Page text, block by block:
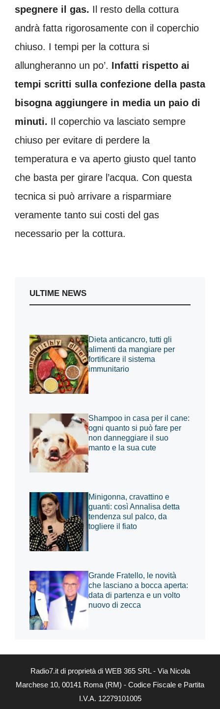
spegnere il gas. Il resto della cottura
andrà fatta rigorosamente con il coperchio
chiuso. I tempi per la cottura si
allungheranno un po’. Infatti rispetto ai
tempi scritti sulla confezione della pasta
bisogna aggiungere in media un paio di
minuti. Il coperchio va lasciato sempre
chiuso per evitare di perdere la
temperatura e va aperto giusto quel tanto
che basta per girare l’acqua. Con questa
tecnica si può arrivare a risparmiare
veramente tanto sui costi del gas
necessario per la cottura.
ULTIME NEWS
Dieta anticancro, tutti gli
alimenti da mangiare per
fortificare il sistema
immunitario
Shampoo in casa per il cane:
ogni quanto si può fare per
non danneggiare il suo
manto e la sua cute
Minigonna, cravattino e
guanti: così Annalisa detta
tendenza sul palco, da
togliere il fiato
Grande Fratello, le novità
che lasciano a bocca aperta:
data di partenza e un volto
nuovo di zecca
Radio7.it di proprietà di WEB 365 SRL - Via Nicola
Marchese 10, 00141 Roma (RM) - Codice Fiscale e Partita
I.V.A. 12279101005